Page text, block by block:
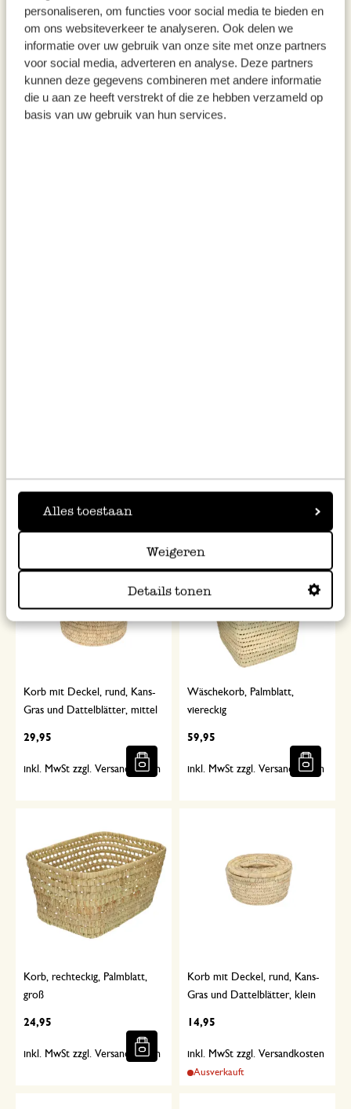
personaliseren, om functies voor social media te bieden en
om ons websiteverkeer te analyseren. Ook delen we
informatie over uw gebruik van onze site met onze partners
voor social media, adverteren en analyse. Deze partners
kunnen deze gegevens combineren met andere informatie
die u aan ze heeft verstrekt of die ze hebben verzameld op
basis van uw gebruik van hun services.
Alles toestaan
Weigeren
Details tonen
Korb mit Deckel, rund, Kans-
Gras und Dattelblätter, mittel
29,95
inkl. MwSt zzgl. Versandkosten
Web Only
Wäschekorb, Palmblatt,
viereckig
59,95
inkl. MwSt zzgl. Versandkosten
Korb, rechteckig, Palmblatt,
groß
24,95
inkl. MwSt zzgl. Versandkosten
Korb mit Deckel, rund, Kans-
Gras und Dattelblätter, klein
14,95
inkl. MwSt zzgl. Versandkosten
Ausverkauft